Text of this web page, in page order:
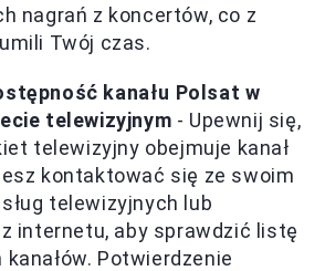
nagrań z koncertów, co z
Twój czas.
kanału Polsat w
telewizyjnym - Upewnij się,
telewizyjny obejmuje kanał
kontaktować się ze swoim
telewizyjnych lub
internetu, aby sprawdzić listę
Potwierdzenie